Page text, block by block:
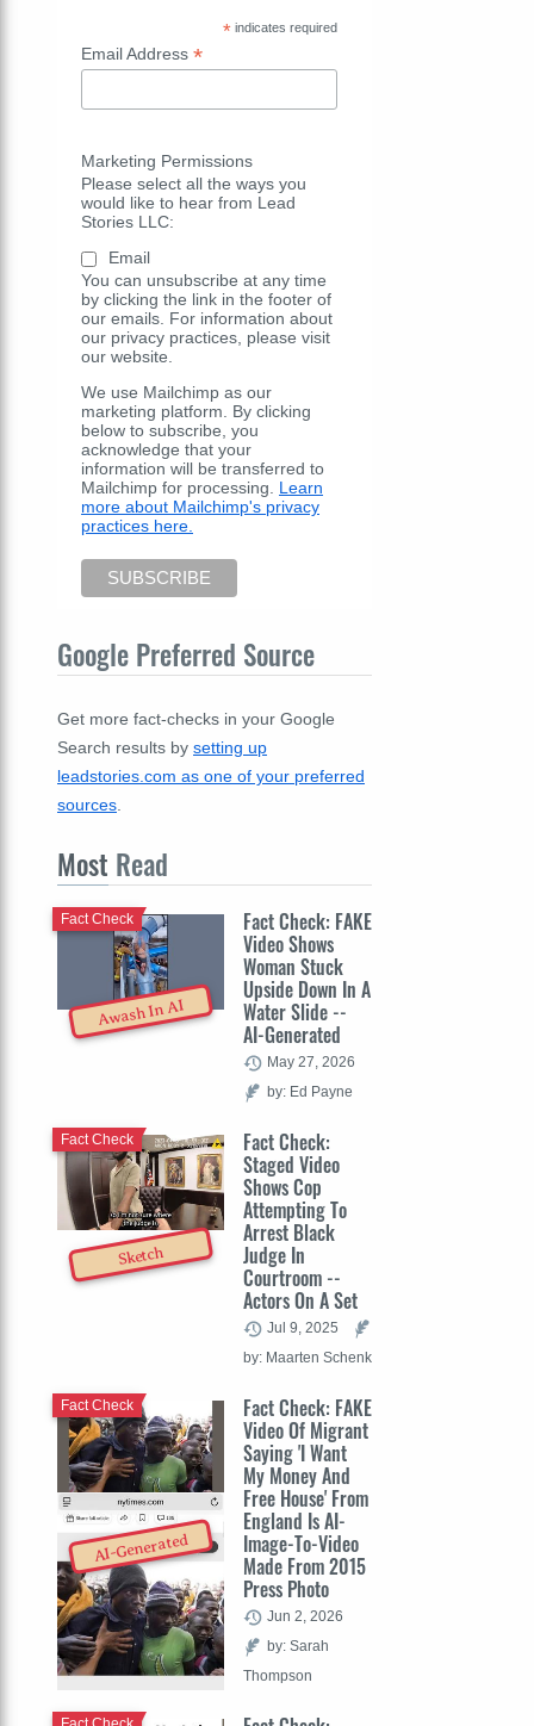
* indicates required
Email Address *
Marketing Permissions
Please select all the ways you
would like to hear from Lead
Stories LLC:
Email
You can unsubscribe at any time
by clicking the link in the footer of
our emails. For information about
our privacy practices, please visit
our website.
We use Mailchimp as our
marketing platform. By clicking
below to subscribe, you
acknowledge that your
information will be transferred to
Mailchimp for processing. Learn
more about Mailchimp's privacy
practices here.
Google Preferred Source
Get more fact-checks in your Google
Search results by setting up
leadstories.com as one of your preferred
sources.
Most Read
Awash In AI
Fact Check: FAKE
Video Shows
Woman Stuck
Upside Down In A
Water Slide --
AI-Generated
Fact Check
May 27, 2026
by: Ed Payne
Sketch
Fact Check:
Staged Video
Shows Cop
Attempting To
Arrest Black
Judge In
Courtroom --
Actors On A Set
Fact Check
Jul 9, 2025
by: Maarten Schenk
AI-Generated
Fact Check: FAKE
Video Of Migrant
Saying 'I Want
My Money And
Free House' From
England Is AI-
Image-To-Video
Made From 2015
Press Photo
Fact Check
Jun 2, 2026
by: Sarah
Thompson